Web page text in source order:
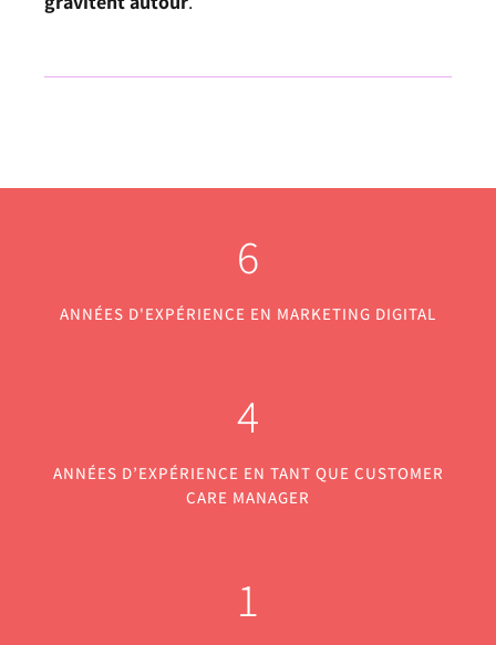
6
ANNÉES D'EXPÉRIENCE EN MARKETING DIGITAL
4
ANNÉES D’EXPÉRIENCE EN TANT QUE CUSTOMER
CARE MANAGER
1